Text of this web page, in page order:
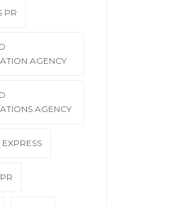
PR
AGENCY
AGENCY